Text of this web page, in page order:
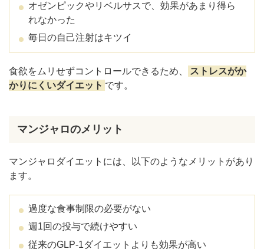
オゼンピックやリベルサスで、効果があまり得ら
れなかった
毎日の自己注射はキツイ
食欲をムリせずコントロールできるため、
ストレスがか
かりにくいダイエット です。
マンジャロのメリット
マンジャロダイエットには、以下のようなメリットがあり
ます。
過度な食事制限の必要がない
週1回の投与で続けやすい
従来のGLP-1ダイエットよりも効果が高い